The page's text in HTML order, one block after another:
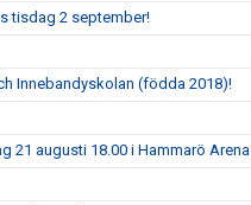
tisdag 2 september!
Innebandyskolan (födda 2018)!
21 augusti 18.00 i Hammarö Arena